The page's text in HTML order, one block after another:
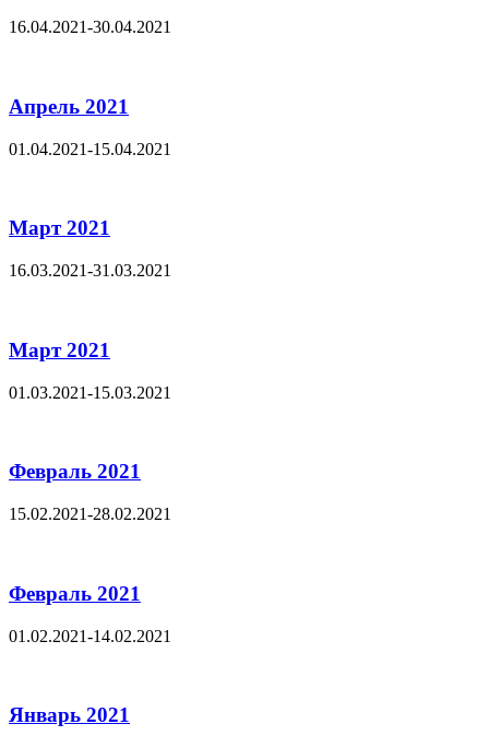
16.04.2021-30.04.2021
Апрель 2021
01.04.2021-15.04.2021
Март 2021
16.03.2021-31.03.2021
Март 2021
01.03.2021-15.03.2021
Февраль 2021
15.02.2021-28.02.2021
Февраль 2021
01.02.2021-14.02.2021
Январь 2021